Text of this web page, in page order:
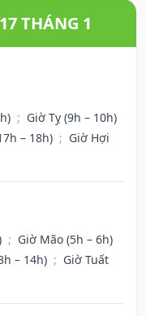
THÁNG 1
; Giờ Tỵ (9h – 10h)
– 18h) ; Giờ Hợi
; Giờ Mão (5h – 6h)
– 14h) ; Giờ Tuất